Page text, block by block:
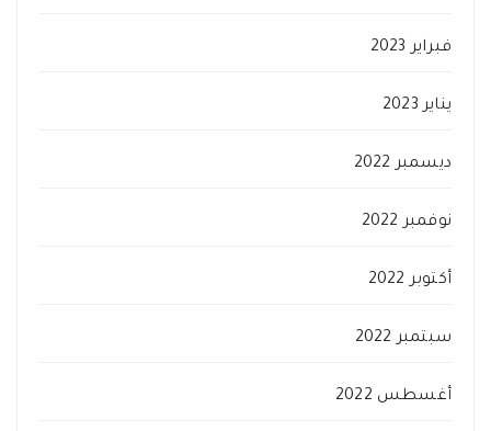
فبراير 2023
يناير 2023
ديسمبر 2022
نوفمبر 2022
أكتوبر 2022
سبتمبر 2022
أغسطس 2022